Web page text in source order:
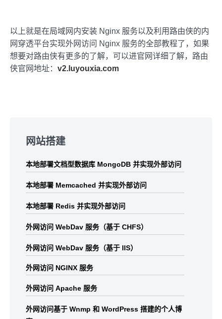
以上就是在局域网内安装 Nginx 服务以及利用路由侠的内
网穿透平台实现外网访问 Nginx 服务的全部教程了，如果
想要对路由侠有更多的了解，可以进官网详细了解，路由
侠官网地址： v2.luyouxia.com
footer
网站搭建
本地部署文档型数据库 MongoDB 并实现外部访问
本地部署 Memcached 并实现外部访问
本地部署 Redis 并实现外部访问
外网访问 WebDav 服务（基于 CHFS）
外网访问 WebDav 服务（基于 IIS）
外网访问 NGINX 服务
外网访问 Apache 服务
外网访问基于 Wnmp 和 WordPress 搭建的个人博